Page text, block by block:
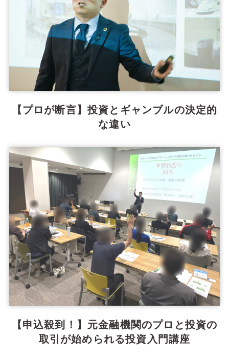
【プロが断言】投資とギャンブルの決定的
な違い
【申込殺到！】元金融機関のプロと投資の
取引が始められる投資入門講座